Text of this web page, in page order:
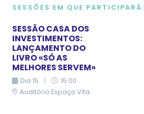
SESSÕES EM QUE PARTICIPARÁ:
SESSÃO CASA DOS
INVESTIMENTOS:
LANÇAMENTO DO
LIVRO «SÓ AS
MELHORES SERVEM»
Dia15 |
15:00
Auditório Espaço Vita